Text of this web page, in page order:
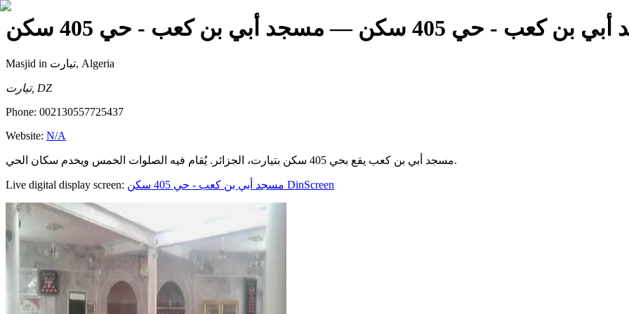
بن كعب - حي 405 سكن — مسجد أبي بن كعب - حي 405 سكن
Masjid in تيارت, Algeria
تيارت, DZ
Phone: 002130557725437
Website: N/A
مسجد أبي بن كعب يقع بحي 405 سكن بتيارت، الجزائر. يُقام فيه الصلوات الخمس ويخدم سكان الحي.
Live digital display screen: مسجد أبي بن كعب - حي 405 سكن DinScreen